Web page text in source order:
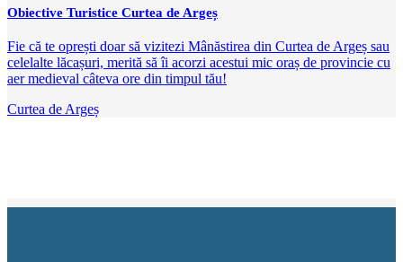
Obiective Turistice Curtea de Argeș
Fie că te oprești doar să vizitezi Mânăstirea din Curtea de Argeș sau
celelalte lăcașuri, merită să îi acorzi acestui mic oraș de provincie cu
aer medieval câteva ore din timpul tău!
Curtea de Argeș